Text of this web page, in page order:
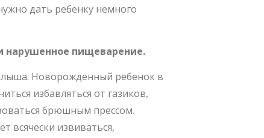
дать ребенку немного
нарушенное пищеварение.
Новорожденный ребенок в
избавляться от газиков,
брюшным прессом.
всячески извиваться,